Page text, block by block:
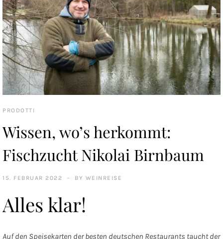
PRODOTTI
Wissen, wo’s herkommt:
Fischzucht Nikolai Birnbaum
15. FEBRUAR 2022 BY WEINREISE
Alles klar!
Auf den Speisekarten der besten deutschen Restaurants taucht der